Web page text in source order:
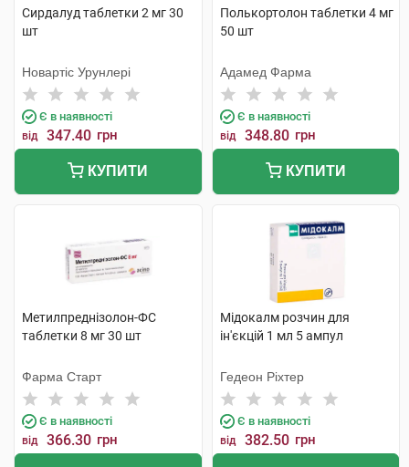
Сирдалуд таблетки 2 мг 30
шт
Новартіс Урунлері
Є в наявності
від 347.40 грн
КУПИТИ
Полькортолон таблетки 4 мг
50 шт
Адамед Фарма
Є в наявності
від 348.80 грн
КУПИТИ
Метилпреднізолон-ФС
таблетки 8 мг 30 шт
Фарма Старт
Є в наявності
від 366.30 грн
Мідокалм розчин для
ін'єкцій 1 мл 5 ампул
Гедеон Ріхтер
Є в наявності
від 382.50 грн